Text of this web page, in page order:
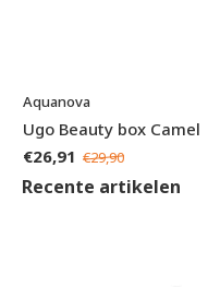
Aquanova
Ugo Beauty box Camel
€26,91 €29,90
Recente artikelen